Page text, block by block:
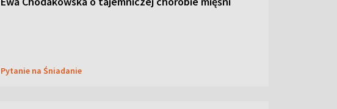
Pytanie na Śniadanie